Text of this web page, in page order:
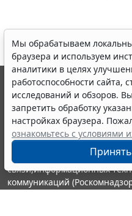
Мы обрабатываем
браузера и используем
аналитики в целях
работоспособности сайта,
исследований и обзоров.
запретить обработку
настройках браузера.
ознакомьтесь с условиями
Принять
© ООО "НПП "ГАРАНТ-
выпускается с 1990 года.
являются участниками
информации ГАРАНТ.
Портал ГАРАНТ.РУ
издания Федеральной
связи,информационных
коммуникаций